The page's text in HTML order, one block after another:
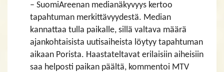
– SuomiAreenan medianäkyvyys kertoo
tapahtuman merkittävyydestä. Median
kannattaa tulla paikalle, sillä valtava määrä
ajankohtaisista uutisaiheista löytyy tapahtuman
aikaan Porista. Haastateltavat erilaisiin aiheisiin
saa helposti paikan päältä, kommentoi MTV